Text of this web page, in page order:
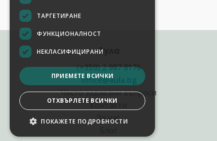
Аула
(+359) 2 987 8176
office@aula.bg
Често задавани въпроси
Контакти
За нас
ТАРГЕТИРАНЕ
ФУНКЦИОНАЛНОСТ
НЕКЛАСИФИЦИРАНИ
ПРИЕМЕТЕ ВСИЧКИ
ОТХВЪРЛЕТЕ ВСИЧКИ
ПОКАЖЕТЕ ПОДРОБНОСТИ